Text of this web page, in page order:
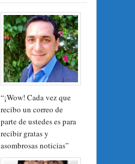
“¡Wow! Cada vez que
recibo un correo de
parte de ustedes es para
recibir gratas y
asombrosas noticias”